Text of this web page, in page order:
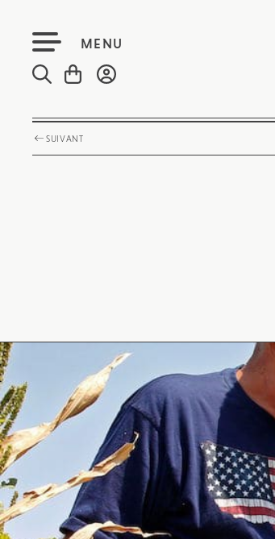
MENU
SUIVANT